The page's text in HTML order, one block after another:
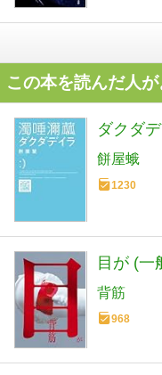
この本を読んだ人
ダクダ
餅屋蛾
1230
目が (一
背筋
968